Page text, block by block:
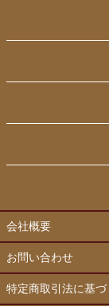
会社概要
お問い合わせ
特定商取引法に基